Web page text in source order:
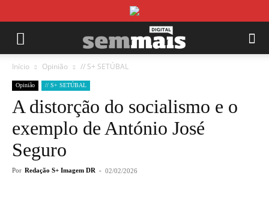
Início Opinião // S+ SETÚBAL
Opinião // S+ SETÚBAL
A distorção do socialismo e o
exemplo de António José
Seguro
Por Redação S+ Imagem DR - 02/02/2026